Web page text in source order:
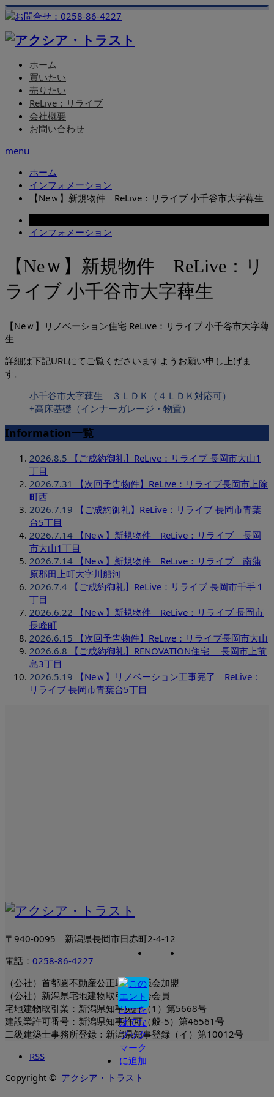
ホーム
買いたい
売りたい
ReLive：リライブ
会社概要
お問い合わせ
menu
ホーム
インフォメーション
【Neｗ】新規物件 ReLive：リライブ 小千谷市大字薭生
インフォメーション
【Neｗ】新規物件 ReLive：リ
ライブ 小千谷市大字薭生
【Neｗ】リノベーション住宅 ReLive：リライブ 小千谷市大字薭
生
詳細は下記URLにてご覧くださいますようお願い申し上げま
す。
小千谷市大字薭生 ３ＬＤＫ（４ＬＤＫ対応可）
+高床基礎（インナーガレージ・物置）
Information一覧
2026.8.5
【ご成約御礼】ReLive：リライブ 長岡市大山1
丁目
2026.7.31
【次回予告物件】ReLive：リライブ長岡市上除
町西
2026.7.19
【ご成約御礼】ReLive：リライブ 長岡市青葉
台5丁目
2026.7.14
【Neｗ】新規物件 ReLive：リライブ 長岡
市大山1丁目
2026.7.14
【Neｗ】新規物件 ReLive：リライブ 南蒲
原郡田上町大字川船河
2026.7.4
【ご成約御礼】ReLive：リライブ 長岡市千手１
丁目
2026.6.22
【Neｗ】新規物件 ReLive：リライブ 長岡市
長峰町
2026.6.15
【次回予告物件】ReLive：リライブ長岡市大山
2026.6.8
【ご成約御礼】RENOVATION住宅 長岡市上前
島3丁目
2026.5.19
【Neｗ】リノベーション工事完了 ReLive：
リライブ 長岡市青葉台5丁目
〒940-0095 新潟県長岡市日赤町2-4-12
電話： 0258-86-4227
（公社）首都圏不動産公正取引協議会加盟
（公社）新潟県宅地建物取引業協会会員
宅地建物取引業：新潟県知事免許（1）第5668号
建設業許可番号：新潟県知事許可（般-5）第46561号
二級建築士事務所登録：新潟県知事登録（イ）第10012号
RSS
Copyright © アクシア・トラスト